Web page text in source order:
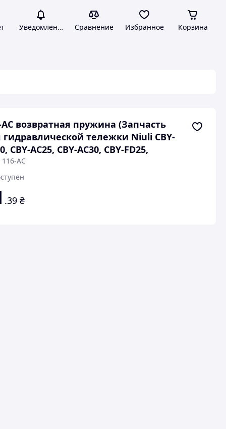
Уведомления Сравнение Избранное Корзина
AC возвратная пружина (Запчасть
гидравлической тележки Niuli CBY-
CBY-AC25, CBY-AC30, CBY-FD25,
AC
.39 ₴